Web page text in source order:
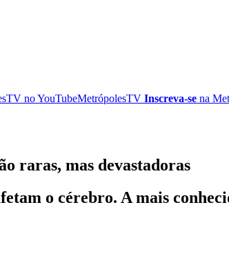
noYouTubeMetrópolesTV Inscreva-se na
raras, mas devastadoras
o cérebro. A mais